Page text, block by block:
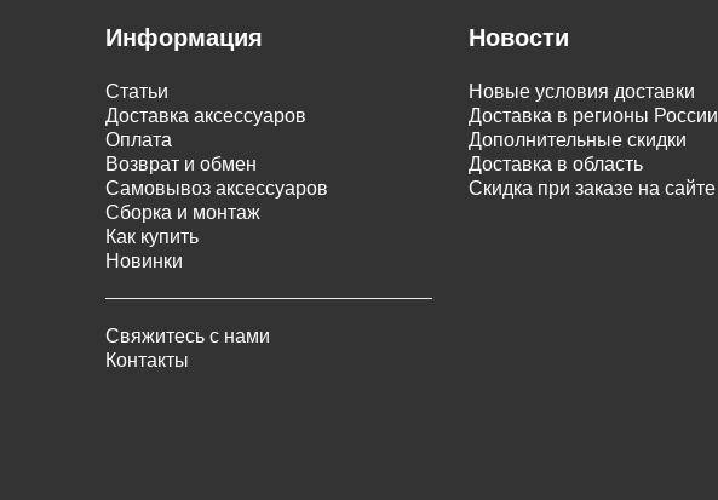
Информация
Статьи
Доставка аксессуаров
Оплата
Возврат и обмен
Самовывоз аксессуаров
Сборка и монтаж
Как купить
Новинки
Свяжитесь с нами
Контакты
Новости
Новые условия доставки
Доставка в регионы России
Дополнительные скидки
Доставка в область
Скидка при заказе на сайте